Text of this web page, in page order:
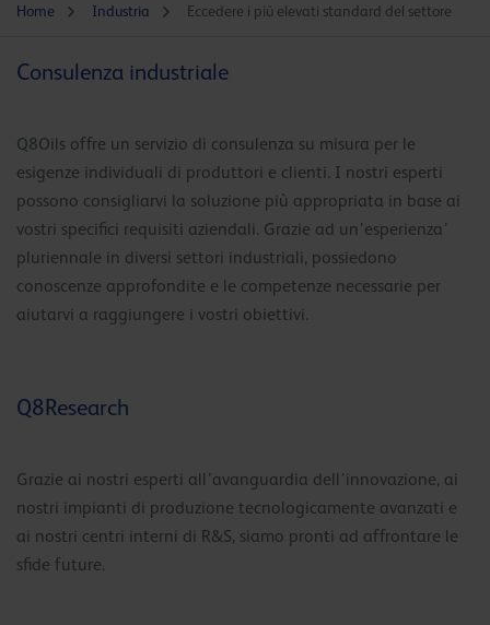
Home Industria Eccedere i più elevati standard del settore
Consulenza industriale
Q8Oils offre un servizio di consulenza su misura per le
esigenze individuali di produttori e clienti. I nostri esperti
possono consigliarvi la soluzione più appropriata in base ai
vostri specifici requisiti aziendali. Grazie ad un’esperienza’
pluriennale in diversi settori industriali, possiedono
conoscenze approfondite e le competenze necessarie per
aiutarvi a raggiungere i vostri obiettivi.
Q8Research
Grazie ai nostri esperti all’avanguardia dell’innovazione, ai
nostri impianti di produzione tecnologicamente avanzati e
ai nostri centri interni di R&S, siamo pronti ad affrontare le
sfide future.